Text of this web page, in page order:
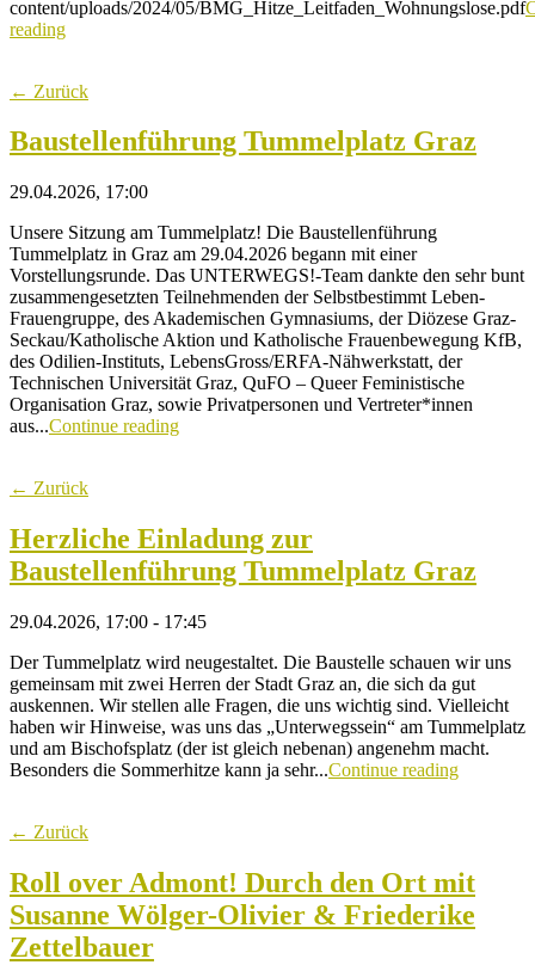
content/uploads/2024/05/BMG_Hitze_Leitfaden_Wohnungslose.pdf
reading
← Zurück
Baustellenführung Tummelplatz Graz
29.04.2026, 17:00
Unsere Sitzung am Tummelplatz! Die Baustellenführung
Tummelplatz in Graz am 29.04.2026 begann mit einer
Vorstellungsrunde. Das UNTERWEGS!-Team dankte den sehr bunt
zusammengesetzten Teilnehmenden der Selbstbestimmt Leben-
Frauengruppe, des Akademischen Gymnasiums, der Diözese Graz-
Seckau/Katholische Aktion und Katholische Frauenbewegung KfB,
des Odilien-Instituts, LebensGross/ERFA-Nähwerkstatt, der
Technischen Universität Graz, QuFO – Queer Feministische
Organisation Graz, sowie Privatpersonen und Vertreter*innen
aus...Continue reading
← Zurück
Herzliche Einladung zur
Baustellenführung Tummelplatz Graz
29.04.2026, 17:00 - 17:45
Der Tummelplatz wird neugestaltet. Die Baustelle schauen wir uns
gemeinsam mit zwei Herren der Stadt Graz an, die sich da gut
auskennen. Wir stellen alle Fragen, die uns wichtig sind. Vielleicht
haben wir Hinweise, was uns das „Unterwegssein“ am Tummelplatz
und am Bischofsplatz (der ist gleich nebenan) angenehm macht.
Besonders die Sommerhitze kann ja sehr...Continue reading
← Zurück
Roll over Admont! Durch den Ort mit
Susanne Wölger-Olivier & Friederike
Zettelbauer